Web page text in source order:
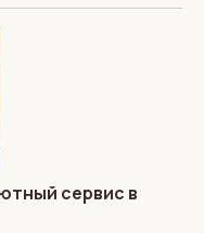
сервис в